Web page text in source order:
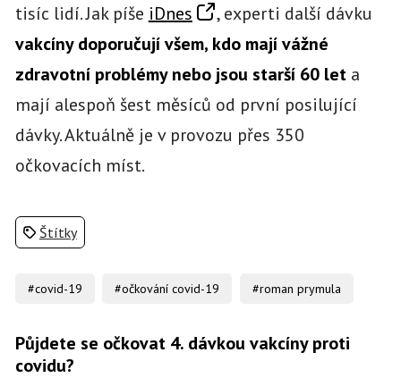
tisíc lidí. Jak píše iDnes
, experti další dávku
vakcíny doporučují všem, kdo mají vážné
zdravotní problémy nebo jsou starší 60 leta
mají alespoň šest měsíců od první posilující
dávky. Aktuálně je v provozu přes 350
očkovacích míst.
Štítky
#covid-19 #očkování covid-19 #roman prymula
Půjdete se očkovat 4. dávkou vakcíny proti
covidu?